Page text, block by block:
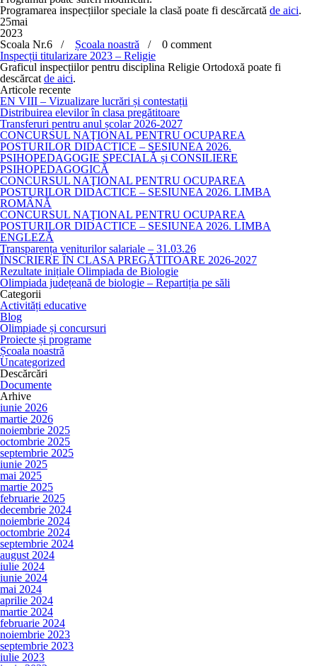
Programarea inspecțiilor speciale la clasă poate fi descărcată de aici.
25mai
2023
Scoala Nr.6 /
Școala noastră /
0 comment
Inspecții titularizare 2023 – Religie
Graficul inspecțiilor pentru disciplina Religie Ortodoxă poate fi
descărcat de aici.
Articole recente
EN VIII – Vizualizare lucrări și contestații
Distribuirea elevilor în clasa pregătitoare
Transferuri pentru anul școlar 2026-2027
CONCURSUL NAŢIONAL PENTRU OCUPAREA
POSTURILOR DIDACTICE – SESIUNEA 2026.
PSIHOPEDAGOGIE SPECIALĂ și CONSILIERE
PSIHOPEDAGOGICĂ
CONCURSUL NAŢIONAL PENTRU OCUPAREA
POSTURILOR DIDACTICE – SESIUNEA 2026. LIMBA
ROMÂNĂ
CONCURSUL NAŢIONAL PENTRU OCUPAREA
POSTURILOR DIDACTICE – SESIUNEA 2026. LIMBA
ENGLEZĂ
Transparența veniturilor salariale – 31.03.26
ÎNSCRIERE ÎN CLASA PREGĂTITOARE 2026-2027
Rezultate inițiale Olimpiada de Biologie
Olimpiada județeană de biologie – Repartiția pe săli
Categorii
Activități educative
Blog
Olimpiade și concursuri
Proiecte și programe
Școala noastră
Uncategorized
Descărcări
Documente
Arhive
iunie 2026
martie 2026
noiembrie 2025
octombrie 2025
septembrie 2025
iunie 2025
mai 2025
martie 2025
februarie 2025
decembrie 2024
noiembrie 2024
octombrie 2024
septembrie 2024
august 2024
iulie 2024
iunie 2024
mai 2024
aprilie 2024
martie 2024
februarie 2024
noiembrie 2023
septembrie 2023
iulie 2023